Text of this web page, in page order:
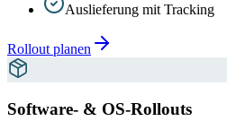
Auslieferung mit Tracking
Rollout planen
Software- & OS-Rollouts